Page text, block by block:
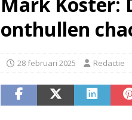
Onderzoek:
(NPO Soul &
onthullen
28 februari 2025 Redactie